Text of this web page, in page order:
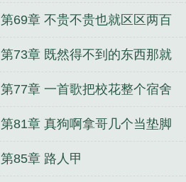
诸位请欣赏
第69章 不贵不贵也就区区两百
四十万
第73章 既然得不到的东西那就
毁掉吧
第77章 一首歌把校花整个宿舍
都听哭了
第81章 真狗啊拿哥几个当垫脚
石是吧
第85章 路人甲